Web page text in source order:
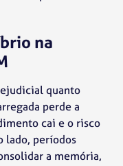
na
quanto
perde a
cai e o risco
lado, períodos
a memória,